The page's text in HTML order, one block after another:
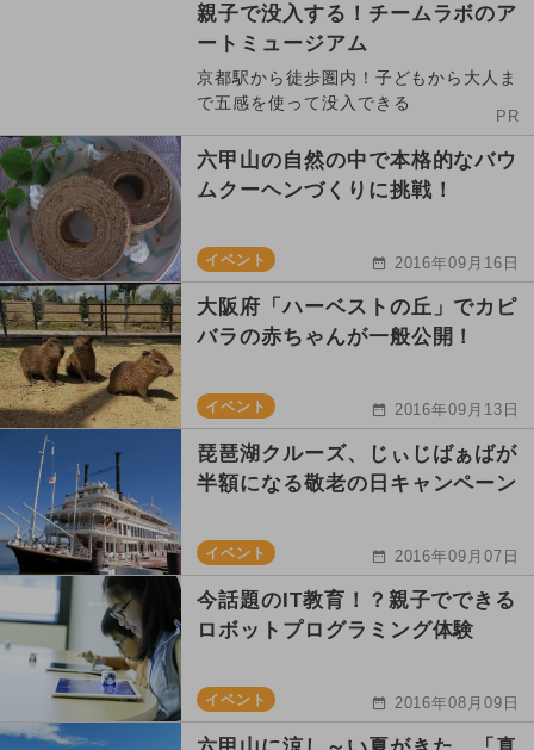
親子で没入する！チームラボのア
ートミュージアム
京都駅から徒歩圏内！子どもから大人ま
で五感を使って没入できる
PR
六甲山の自然の中で本格的なバウ
ムクーヘンづくりに挑戦！
イベント 2016年09月16日
大阪府「ハーベストの丘」でカピ
バラの赤ちゃんが一般公開！
イベント 2016年09月13日
琵琶湖クルーズ、じぃじばぁばが
半額になる敬老の日キャンペーン
イベント 2016年09月07日
今話題のIT教育！？親子でできる
ロボットプログラミング体験
イベント 2016年08月09日